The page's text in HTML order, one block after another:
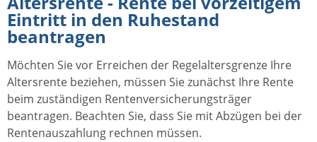
Eintritt in den Ruhestand
beantragen
Möchten Sie vor Erreichen der Regelaltersgrenze Ihre
Altersrente beziehen, müssen Sie zunächst Ihre Rente
beim zuständigen Rentenversicherungsträger
beantragen. Beachten Sie, dass Sie mit Abzügen bei der
Rentenauszahlung rechnen müssen.